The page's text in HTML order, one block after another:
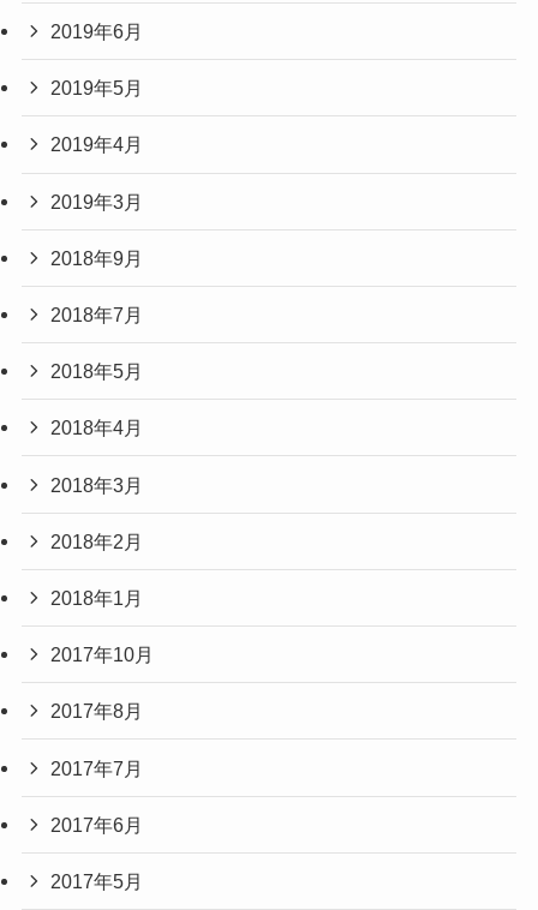
2019年6月
2019年5月
2019年4月
2019年3月
2018年9月
2018年7月
2018年5月
2018年4月
2018年3月
2018年2月
2018年1月
2017年10月
2017年8月
2017年7月
2017年6月
2017年5月